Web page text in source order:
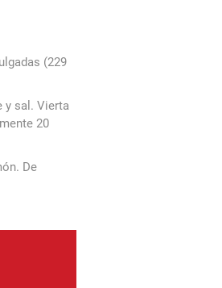
(229
y sal. Vierta
20
De